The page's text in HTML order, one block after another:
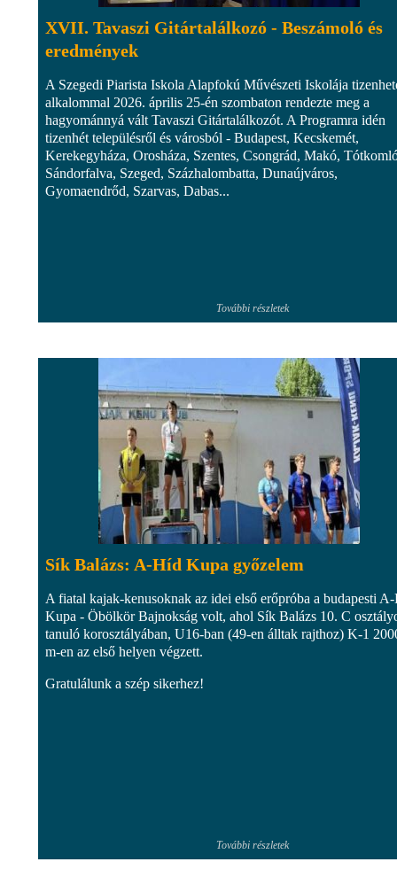
XVII. Tavaszi Gitártalálkozó - Beszámoló és
eredmények
A Szegedi Piarista Iskola Alapfokú Művészeti Iskolája
alkalommal 2026. április 25-én szombaton rendezte meg a
hagyománnyá vált Tavaszi Gitártalálkozót. A Programra idén
tizenhét településről és városból - Budapest, Kecskemét,
Kerekegyháza, Orosháza, Szentes, Csongrád, Makó,
Sándorfalva, Szeged, Százhalombatta, Dunaújváros,
Gyomaendrőd, Szarvas, Dabas...
További részletek
Sík Balázs: A-Híd Kupa győzelem
A fiatal kajak-kenusoknak az idei első erőpróba a budapesti
Kupa - Öbölkör Bajnokság volt, ahol Sík Balázs 10. C
tanuló korosztályában, U16-ban (49-en álltak rajthoz) K-1
m-en az első helyen végzett.
Gratulálunk a szép sikerhez!
További részletek